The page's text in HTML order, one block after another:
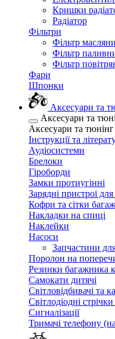
Кришки
Радіатор
Фільтри
Фільтр
Фільтр
Фільтр
Фари
Шпонки
Аксесуари та
Аксесуари та
Аксесуари та тюнінг
Інструкції та
Аудіосистеми
Брелоки
Гіроборди
Замки протиугінні
Зарядні пристрої
Кофри та сітки
Накладки на спиці
Наклейки
Насоси
Запчастини
Поролон на
Резинки багажника
Самокати дитячі
Світловідбивачі та
Світлодіодні
Сигналізації
Тримачі телефону